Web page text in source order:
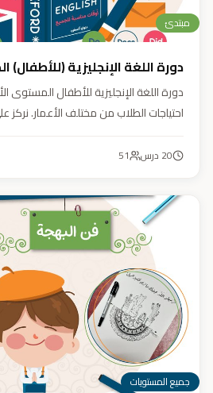
مبتدئ
دورة اللغة الإنجليزية
دورة اللغة الإنجليزية للأطفال المستوى
احتياجات الطلاب من مختلف الأعمار. نركز
تفاعلية وأسلوب تعليمي ممتع وفعّال.
20 درس 51
جميع المستويات